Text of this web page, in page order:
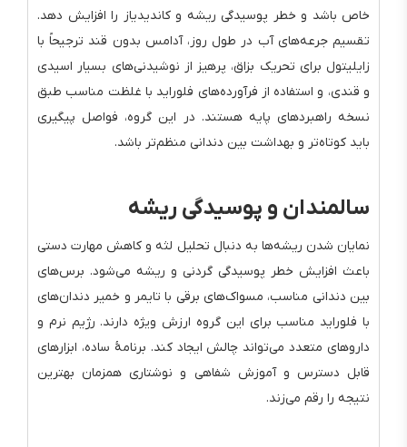
خاص باشد و خطر پوسیدگی ریشه و کاندیدیاز را افزایش دهد.
تقسیم جرعه‌های آب در طول روز، آدامس بدون قند ترجیحاً با
زایلیتول برای تحریک بزاق، پرهیز از نوشیدنی‌های بسیار اسیدی
و قندی، و استفاده از فرآورده‌های فلوراید با غلظت مناسب طبق
نسخه راهبردهای پایه هستند. در این گروه، فواصل پیگیری
باید کوتاه‌تر و بهداشت بین دندانی منظم‌تر باشد.
سالمندان و پوسیدگی ریشه
نمایان شدن ریشه‌ها به دنبال تحلیل لثه و کاهش مهارت دستی
باعث افزایش خطر پوسیدگی گردنی و ریشه می‌شود. برس‌های
بین دندانی مناسب، مسواک‌های برقی با تایمر و خمیر دندان‌های
با فلوراید مناسب برای این گروه ارزش ویژه دارند. رژیم نرم و
داروهای متعدد می‌تواند چالش ایجاد کند. برنامهٔ ساده، ابزارهای
قابل دسترس و آموزش شفاهی و نوشتاری همزمان بهترین
نتیجه را رقم می‌زند.